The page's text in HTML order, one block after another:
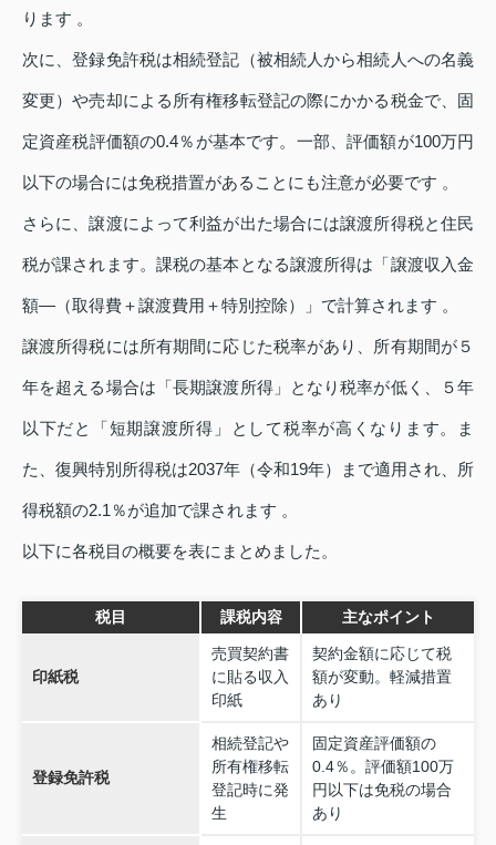
ります 。
次に、登録免許税は相続登記（被相続人から相続人への名義
変更）や売却による所有権移転登記の際にかかる税金で、固
定資産税評価額の0.4％が基本です。一部、評価額が100万円
以下の場合には免税措置があることにも注意が必要です 。
さらに、譲渡によって利益が出た場合には譲渡所得税と住民
税が課されます。課税の基本となる譲渡所得は「譲渡収入金
額―（取得費＋譲渡費用＋特別控除）」で計算されます 。
譲渡所得税には所有期間に応じた税率があり、所有期間が５
年を超える場合は「長期譲渡所得」となり税率が低く、５年
以下だと「短期譲渡所得」として税率が高くなります。ま
た、復興特別所得税は2037年（令和19年）まで適用され、所
得税額の2.1％が追加で課されます 。
以下に各税目の概要を表にまとめました。
税目 課税内容 主なポイント
印紙税
売買契約書
に貼る収入
印紙
契約金額に応じて税
額が変動。軽減措置
あり
登録免許税
相続登記や
所有権移転
登記時に発
生
固定資産評価額の
0.4％。評価額100万
円以下は免税の場合
あり